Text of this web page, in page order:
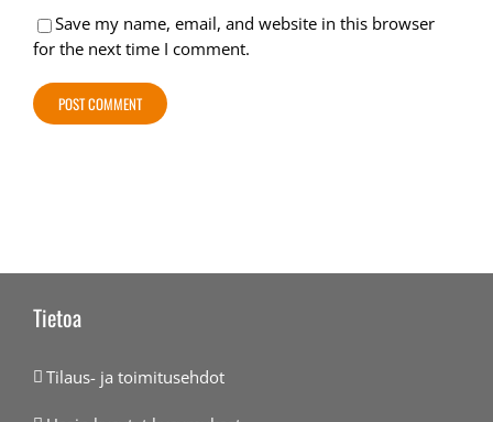
Save my name, email, and website in this browser
for the next time I comment.
Tietoa
Tilaus- ja toimitusehdot